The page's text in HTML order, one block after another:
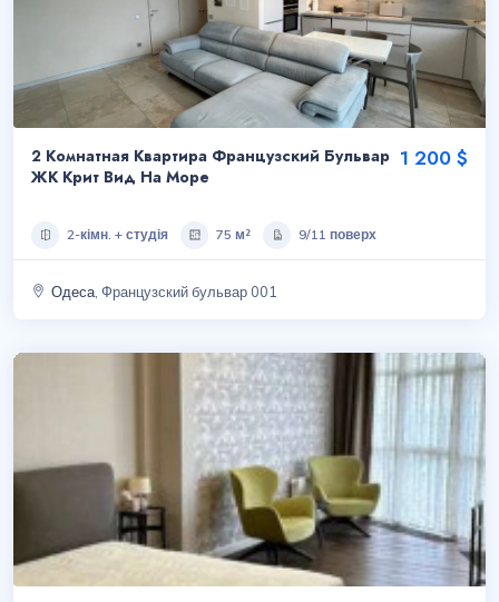
2 Комнатная Квартира Французский Бульвар
ЖК Крит Вид На Море
1 200 $
2-кімн. + студія 75 м² 9/11 поверх
Одеса , Французский бульвар 001